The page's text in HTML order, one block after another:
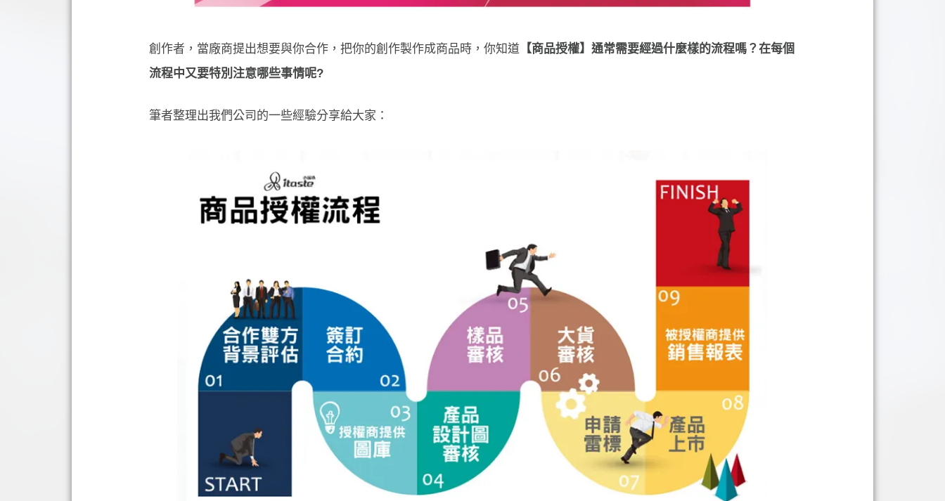
創作者，當廠商提出想要與你合作，把你的創作製作成商品時，你知道 【商品授權】通常需要經過什麼樣的流程嗎？在每個
流程中又要特別注意哪些事情呢?
筆者整理出我們公司的一些經驗分享給大家：